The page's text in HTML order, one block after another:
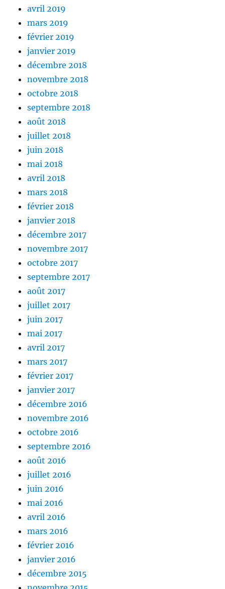
avril 2019
mars 2019
février 2019
janvier 2019
décembre 2018
novembre 2018
octobre 2018
septembre 2018
août 2018
juillet 2018
juin 2018
mai 2018
avril 2018
mars 2018
février 2018
janvier 2018
décembre 2017
novembre 2017
octobre 2017
septembre 2017
août 2017
juillet 2017
juin 2017
mai 2017
avril 2017
mars 2017
février 2017
janvier 2017
décembre 2016
novembre 2016
octobre 2016
septembre 2016
août 2016
juillet 2016
juin 2016
mai 2016
avril 2016
mars 2016
février 2016
janvier 2016
décembre 2015